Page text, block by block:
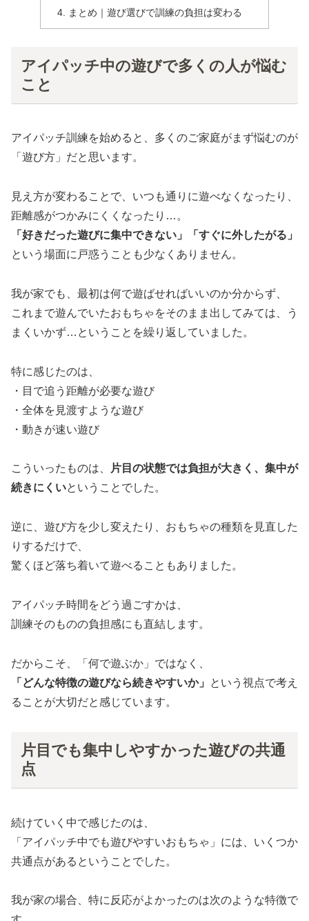
まとめ｜遊び選びで訓練の負担は変わる
アイパッチ中の遊びで多くの人が悩む
こと
アイパッチ訓練を始めると、多くのご家庭がまず悩むのが
「遊び方」だと思います。
見え方が変わることで、いつも通りに遊べなくなったり、
距離感がつかみにくくなったり…。
「好きだった遊びに集中できない」「すぐに外したがる」
という場面に戸惑うことも少なくありません。
我が家でも、最初は何で遊ばせればいいのか分からず、
これまで遊んでいたおもちゃをそのまま出してみては、う
まくいかず…ということを繰り返していました。
特に感じたのは、
・目で追う距離が必要な遊び
・全体を見渡すような遊び
・動きが速い遊び
こういったものは、
片目の状態では負担が大きく、集中が
続きにくいということでした。
逆に、遊び方を少し変えたり、おもちゃの種類を見直した
りするだけで、
驚くほど落ち着いて遊べることもありました。
アイパッチ時間をどう過ごすかは、
訓練そのものの負担感にも直結します。
だからこそ、「何で遊ぶか」ではなく、
「どんな特徴の遊びなら続きやすいか」
という視点で考え
ることが大切だと感じています。
片目でも集中しやすかった遊びの共通
点
続けていく中で感じたのは、
「アイパッチ中でも遊びやすいおもちゃ」には、いくつか
共通点があるということでした。
我が家の場合、特に反応がよかったのは次のような特徴で